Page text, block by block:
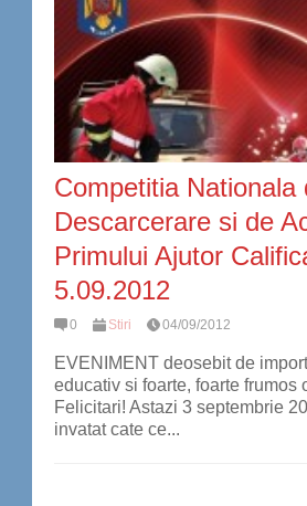
Competitia Nationala
Descarcerare si de
Primului Ajutor
5.09.2012
0 Stiri 04/09/2012
EVENIMENT deosebit de
educativ si foarte, foarte frumos
Felicitari! Astazi 3 septembrie
invatat cate ce...